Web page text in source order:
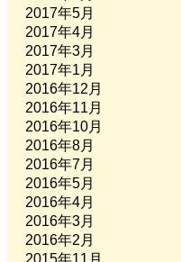
2017年5月
2017年4月
2017年3月
2017年1月
2016年12月
2016年11月
2016年10月
2016年8月
2016年7月
2016年5月
2016年4月
2016年3月
2016年2月
2015年11月